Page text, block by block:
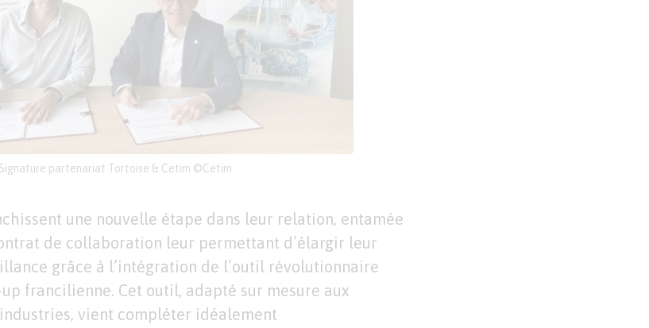
Signature partenariat Tortoise & Cetim ©Cetim
une nouvelle étape dans leur relation, entamée
de collaboration leur permettant d’élargir leur
grâce à l’intégration de l’outil révolutionnaire
francilienne. Cet outil, adapté sur mesure aux
vient compléter idéalement